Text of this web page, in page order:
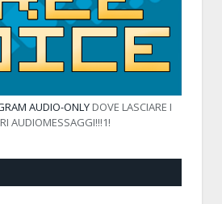
AUDIO-ONLYDOVE LASCIARE I
AUDIOMESSAGGI!!!1!